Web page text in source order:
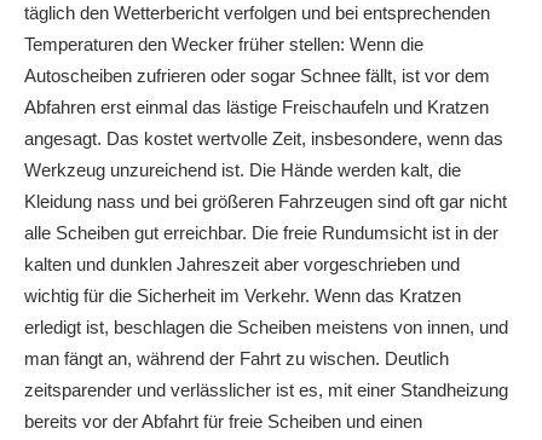
täglich den Wetterbericht verfolgen und bei entsprechenden
Temperaturen den Wecker früher stellen: Wenn die
Autoscheiben zufrieren oder sogar Schnee fällt, ist vor dem
Abfahren erst einmal das lästige Freischaufeln und Kratzen
angesagt. Das kostet wertvolle Zeit, insbesondere, wenn das
Werkzeug unzureichend ist. Die Hände werden kalt, die
Kleidung nass und bei größeren Fahrzeugen sind oft gar nicht
alle Scheiben gut erreichbar. Die freie Rundumsicht ist in der
kalten und dunklen Jahreszeit aber vorgeschrieben und
wichtig für die Sicherheit im Verkehr. Wenn das Kratzen
erledigt ist, beschlagen die Scheiben meistens von innen, und
man fängt an, während der Fahrt zu wischen. Deutlich
zeitsparender und verlässlicher ist es, mit einer Standheizung
bereits vor der Abfahrt für freie Scheiben und einen